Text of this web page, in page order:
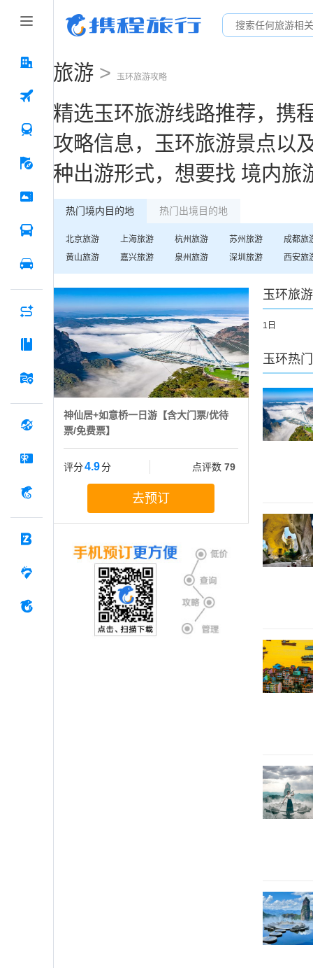
旅游 > 玉环旅游攻略
精选玉环旅游线路推荐，携
攻略信息， 玉环旅游景点以
种出游形式，想要找 境内旅
热门境内目的地 热门出境目的地
北京旅游 上海旅游 杭州旅游 苏州旅游 成都旅
黄山旅游 嘉兴旅游 泉州旅游 深圳 旅游 西安旅
神仙居+如意桥一日游【含大门票/优待
票/免费票】
评分4.9分 点评数 79
去预订
玉环旅
1日
玉环热